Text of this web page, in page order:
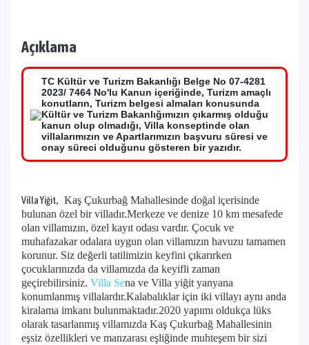
Açıklama
TC Kültür ve Turizm Bakanlığı Belge No 07-4281
2023/ 7464 No'lu Kanun içeriğinde, Turizm amaçlı
konutların, Turizm belgesi almaları konusunda
Kültür ve Turizm Bakanlığımızın çıkarmış olduğu
kanun olup olmadığı, Villa konseptinde olan
villalarımızın ve Apartlarımızın başvuru süresi ve
onay süreci olduğunu gösteren bir yazıdır.
Villa Yiğit, Kaş Çukurbağ Mahallesinde doğal içerisinde
bulunan özel bir villadır.Merkeze ve denize 10 km mesafede
olan villamızın, özel kayıt odası vardır. Çocuk ve
muhafazakar odalara uygun olan villamızın havuzu tamamen
korunur. Siz değerli tatilimizin keyfini çıkarırken
çocuklarınızda da villamızda da keyifli zaman
geçirebilirsiniz. Villa Sena ve Villa yiğit yanyana
konumlanmış villalardır.Kalabalıklar için iki villayı aynı anda
kiralama imkanı bulunmaktadır.2020 yapımı oldukça lüks
olarak tasarlanmış villamızda Kaş Çukurbağ Mahallesinin
eşsiz özellikleri ve manzarası eşliğinde muhteşem bir sizi